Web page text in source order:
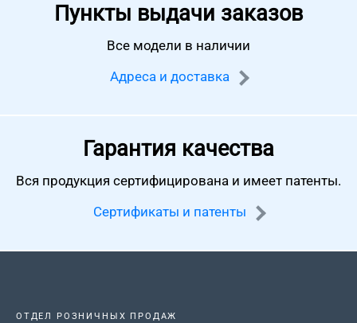
Пункты выдачи заказов
Все модели в наличии
Адреса и доставка
Гарантия качества
Вся продукция сертифицирована и имеет патенты.
Сертификаты и патенты
ОТДЕЛ РОЗНИЧНЫХ ПРОДАЖ